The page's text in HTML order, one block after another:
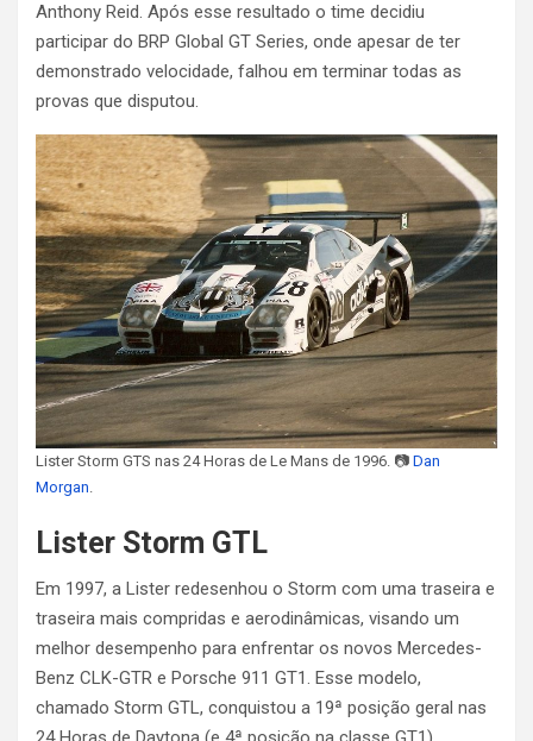
Anthony Reid. Após esse resultado o time decidiu
participar do BRP Global GT Series, onde apesar de ter
demonstrado velocidade, falhou em terminar todas as
provas que disputou.
Lister Storm GTS nas 24 Horas de Le Mans de 1996. 📷 Dan
Morgan
Lister Storm GTL
Em 1997, a Lister redesenhou o Storm com uma traseira e
traseira mais compridas e aerodinâmicas, visando um
melhor desempenho para enfrentar os novos Mercedes-
Benz CLK-GTR e Porsche 911 GT1. Esse modelo,
chamado Storm GTL, conquistou a 19ª posição geral nas